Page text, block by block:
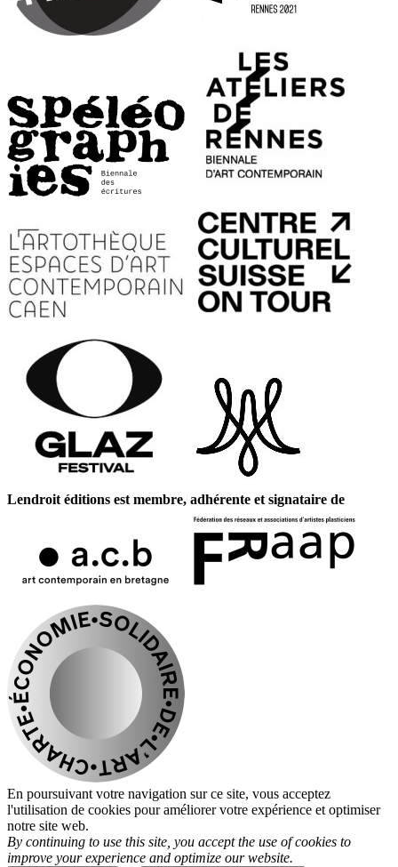
Lendroit éditions est membre, adhérente et signataire de
En poursuivant votre navigation sur ce site, vous acceptez
l'utilisation de cookies pour améliorer votre expérience et optimiser
notre site web.
By continuing to use this site, you accept the use of cookies to
improve your experience and optimize our website.